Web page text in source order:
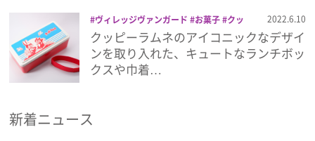
ファッション
ビューティー
カフェ・グルメ
エンタメ
ヴィレッジヴァンガード お菓子
クッ
ピーラムネ 弁当箱
2022.6.10
クッピーラムネのアイコニックなデザイ
ンを取り入れた、キュートなランチボッ
クスや巾着…
新着ニュース